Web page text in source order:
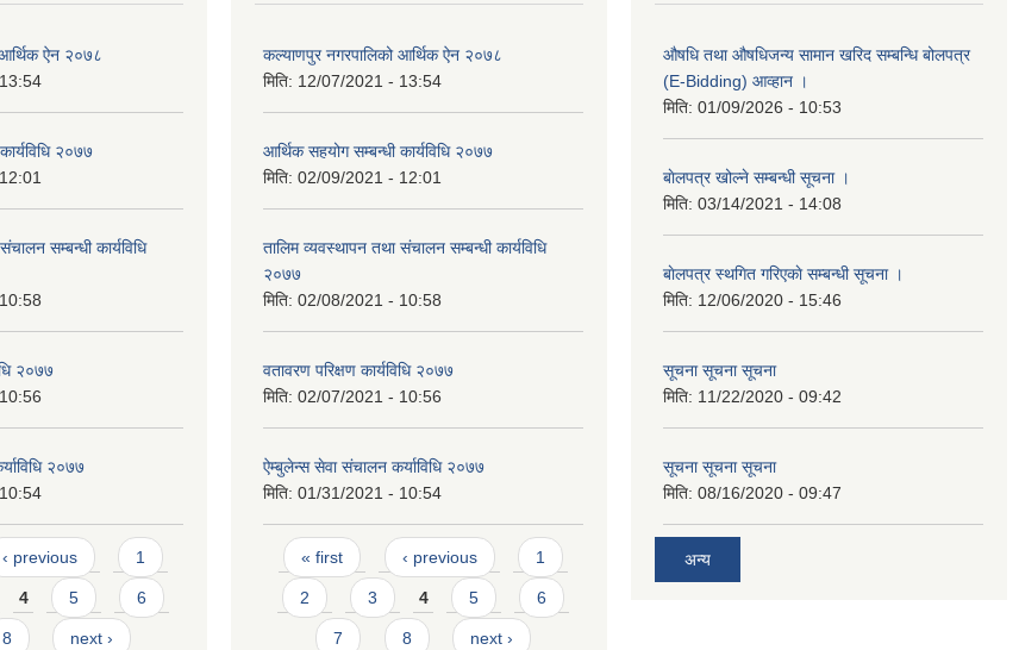
ऐन २०७८
२०७७
सम्बन्धी कार्यविधि
२०७७
२०७७
‹ previous 1
4 5 6
8 next ›
कल्याणपुर नगरपालिको आर्थिक ऐन २०७८
मिति: 12/07/2021 - 13:54
आर्थिक सहयोग सम्बन्धी कार्यविधि २०७७
मिति: 02/09/2021 - 12:01
तालिम व्यवस्थापन तथा संचालन सम्बन्धी कार्यविधि
२०७७
मिति: 02/08/2021 - 10:58
वतावरण परिक्षण कार्यविधि २०७७
मिति: 02/07/2021 - 10:56
ऐम्बुलेन्स सेवा संचालन कर्याविधि २०७७
मिति: 01/31/2021 - 10:54
Pages
« first ‹ previous 1
2 3 4 5 6
7 8 next ›
औषधि तथा औषधिजन्य सामान खरिद सम्बन्धि बोलपत्र
(E-Bidding) आव्हान ।
मिति: 01/09/2026 - 10:53
बाेलपत्र खोल्ने सम्बन्धी सूचना ।
मिति: 03/14/2021 - 14:08
बाेलपत्र स्थगित गरिएकाे सम्बन्धी सूचना ।
मिति: 12/06/2020 - 15:46
सूचना सूचना सूचना
मिति: 11/22/2020 - 09:42
सूचना सूचना सूचना
मिति: 08/16/2020 - 09:47
अन्य